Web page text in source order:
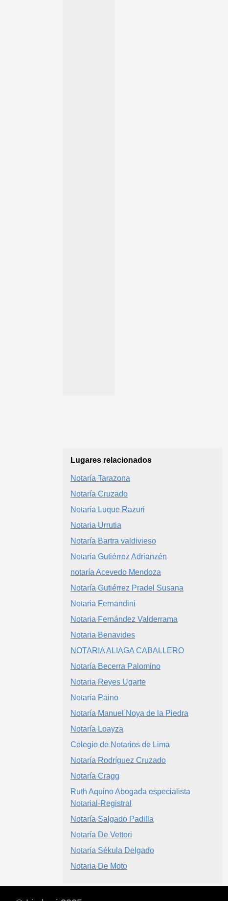
Lugares relacionados
Notaría Tarazona
Notaría Cruzado
Notaría Luque Razuri
Notaria Urrutia
Notaría Bartra valdivieso
Notaría Gutiérrez Adrianzén
notaría Acevedo Mendoza
Notaría Gutiérrez Pradel Susana
Notaria Fernandini
Notaria Fernández Valderrama
Notaria Benavides
NOTARIA ALIAGA CABALLERO
Notaría Becerra Palomino
Notaria Reyes Ugarte
Notaría Paino
Notaría Manuel Noya de la Piedra
Notaría Loayza
Colegio de Notarios de Lima
Notaría Rodríguez Cruzado
Notaría Cragg
Ruth Aquino Abogada especialista
Notarial-Registral
Notaría Salgado Padilla
Notaría De Vettori
Notaría Sékula Delgado
Notaria De Moto